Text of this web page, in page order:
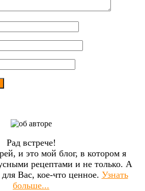
Рад встрече!
и это мой блог, в котором я
рецептами и не только. А
Вас, кое-что ценное. Узнать
больше...